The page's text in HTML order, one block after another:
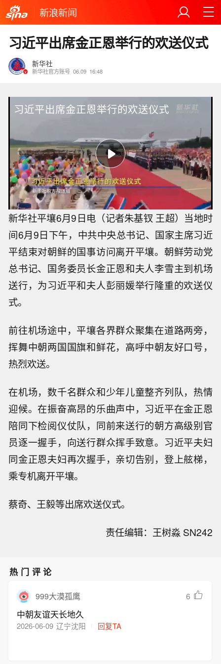
新浪新闻
习近平出席金正恩举行的欢送仪式
新华社
新华社官方账号 06.09 16:48
习近平出席金正恩举行的欢送仪式
新华社平壤6月9日电（记者朱基钗 王超）当地时
间6月9日下午，中共中央总书记、国家主席习近
平结束对朝鲜的国事访问离开平壤。朝鲜劳动党
总书记、国务委员长金正恩和夫人李雪主到机场
送行，为习近平和夫人彭丽媛举行隆重的欢送仪
式。
前往机场途中，平壤各界群众聚集在道路两旁，
挥舞中朝两国国旗和鲜花，高呼中朝友好口号，
热烈欢送。
在机场，数千名群众和少年儿童整齐列队，热情
迎候。在振奋高昂的乐曲声中，习近平在金正恩
陪同下检阅仪仗队，同前来送行的朝方高级别官
员逐一握手，向送行群众挥手致意。习近平夫妇
同金正恩夫妇再次握手，亲切告别，登上舷梯，
乘专机离开平壤。
蔡奇、王毅等出席欢送仪式。
责任编辑：王树淼 SN242
热门评论
999大漠孤鹰 6
中朝友谊天长地久
2026-06-09 辽宁沈阳 回复TA